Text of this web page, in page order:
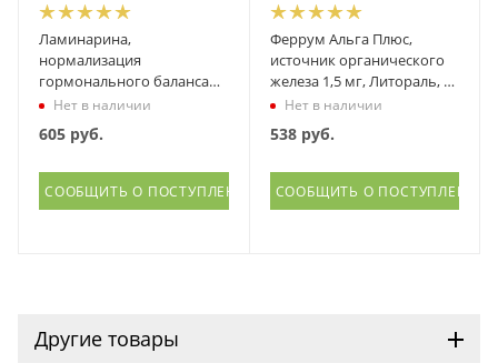
Ламинарина,
нормализация
гормонального баланса
женщины, Литораль, 90
Нет в наличии
605 руб.
СООБЩИТЬ О ПОСТУПЛЕНИИ
Феррум Альга Плюс,
источник органического
железа 1,5 мг, Литораль, 90
капсул
Нет в наличии
538руб.
СООБЩИТЬ О ПОСТУПЛЕНИИ
Другие товары